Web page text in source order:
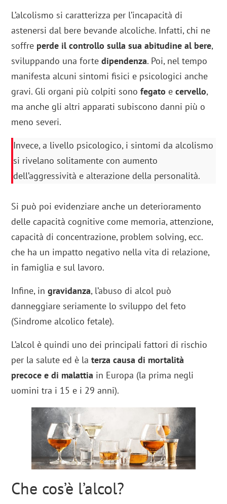
L’alcolismo si caratterizza per l’incapacità di
astenersi dal bere bevande alcoliche. Infatti, chi ne
soffre perde il controllo sulla sua abitudine al bere,
sviluppando una fortedipendenza. Poi, nel tempo
manifesta alcuni sintomi fisici e psicologici anche
gravi. Gli organi più colpiti sonofegato ecervello,
ma anche gli altri apparati subiscono danni più o
meno severi.
Invece, a livello psicologico, i sintomi da alcolismo
si rivelano solitamente con aumento
dell’aggressività e alterazione della personalità.
Si può poi evidenziare anche un deterioramento
delle capacità cognitive come memoria, attenzione,
capacità di concentrazione, problem solving, ecc.
che ha un impatto negativo nella vita di relazione,
in famiglia e sul lavoro.
Infine, ingravidanza, l’abuso di alcol può
danneggiare seriamente lo sviluppo del feto
(Sindrome alcolico fetale).
L’alcol è quindi uno dei principali fattori di rischio
per la salute ed è laterza causa di mortalità
precoce e di malattia in Europa (la prima negli
uomini tra i 15 e i 29 anni).
Che cos’è l’alcol?